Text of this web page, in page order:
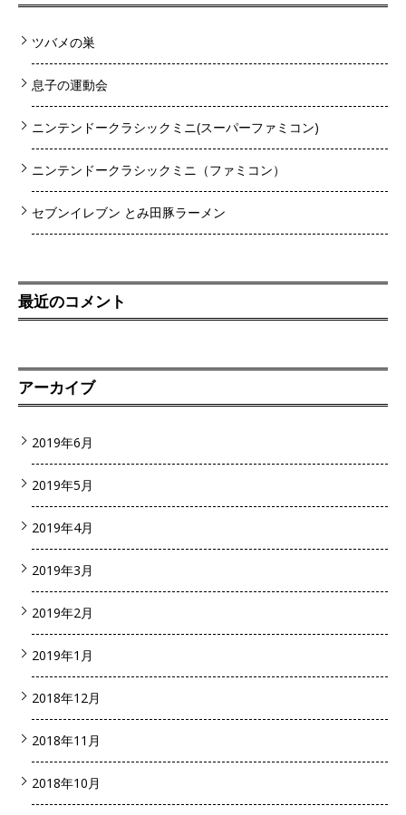
ツバメの巣
息子の運動会
ニンテンドークラシックミニ(スーパーファミコン)
ニンテンドークラシックミニ（ファミコン）
セブンイレブン とみ田豚ラーメン
最近のコメント
アーカイブ
2019年6月
2019年5月
2019年4月
2019年3月
2019年2月
2019年1月
2018年12月
2018年11月
2018年10月